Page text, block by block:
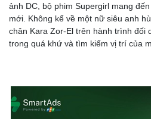
ảnh DC, bộ phim Supergirl mang
mới. Không kể về một nữ siêu anh
chân Kara Zor-El trên hành trình đối
trong quá khứ và tìm kiếm vị trí của